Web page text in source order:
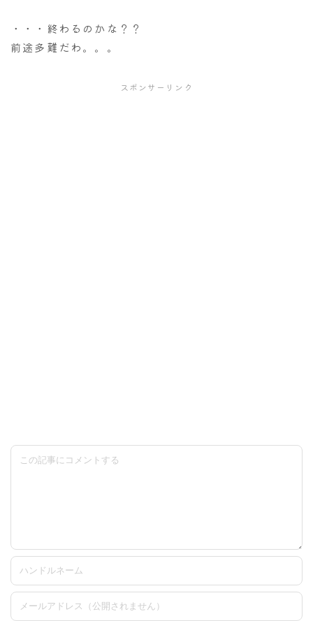
・・・終わるのかな？？
前途多難だわ。。。
スポンサーリンク